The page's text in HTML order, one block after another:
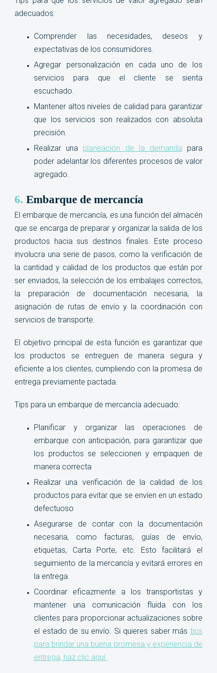
adecuados:
Comprender las necesidades, deseos y
expectativas de los consumidores.
Agregar personalización en cada uno de los
servicios para que el cliente se sienta
escuchado.
Mantener altos niveles de calidad para garantizar
que los servicios son realizados con absoluta
precisión.
Realizar una planeación de la demanda para
poder adelantar los diferentes procesos de valor
agregado.
6. Embarque de mercancía
El embarque de mercancía, es una función del almacén
que se encarga de preparar y organizar la salida de los
productos hacia sus destinos finales. Este proceso
involucra una serie de pasos, como la verificación de
la cantidad y calidad de los productos que están por
ser enviados, la selección de los embalajes correctos,
la preparación de documentación necesaria, la
asignación de rutas de envío y la coordinación con
servicios de transporte.
El objetivo principal de esta función es garantizar que
los productos se entreguen de manera segura y
eficiente a los clientes, cumpliendo con la promesa de
entrega previamente pactada.
Tips para un embarque de mercancía adecuado:
Planificar y organizar las operaciones de
embarque con anticipación, para garantizar que
los productos se seleccionen y empaquen de
manera correcta
Realizar una verificación de la calidad de los
productos para evitar que se envíen en un estado
defectuoso
Asegurarse de contar con la documentación
necesaria, como facturas, guías de envío,
etiquetas, Carta Porte, etc. Esto facilitará el
seguimiento de la mercancía y evitará errores en
la entrega.
Coordinar eficazmente a los transportistas y
mantener una comunicación fluida con los
clientes para proporcionar actualizaciones sobre
el estado de su envío. Si quieres saber más tips
para brindar una buena promesa y experiencia de
entrega, haz clic aquí.